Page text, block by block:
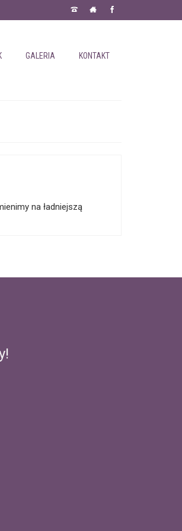
GALERIA KONTAKT
na ładniejszą